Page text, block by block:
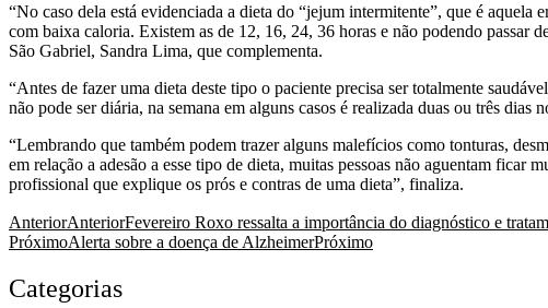
“No caso dela está evidenciada a dieta do “jejum intermitente”, que é
com baixa caloria. Existem as de 12, 16, 24, 36 horas e não podendo passar
São Gabriel, Sandra Lima, que complementa.
“Antes de fazer uma dieta deste tipo o paciente precisa ser totalmente
não pode ser diária, na semana em alguns casos é realizada duas ou três
“Lembrando que também podem trazer alguns malefícios como tonturas,
em relação a adesão a esse tipo de dieta, muitas pessoas não aguentam
profissional que explique os prós e contras de uma dieta”, finaliza.
AnteriorAnteriorFevereiro Roxo ressalta a importância do diagnóstico e
PróximoAlerta sobre a doença de AlzheimerPróximo
Categorias